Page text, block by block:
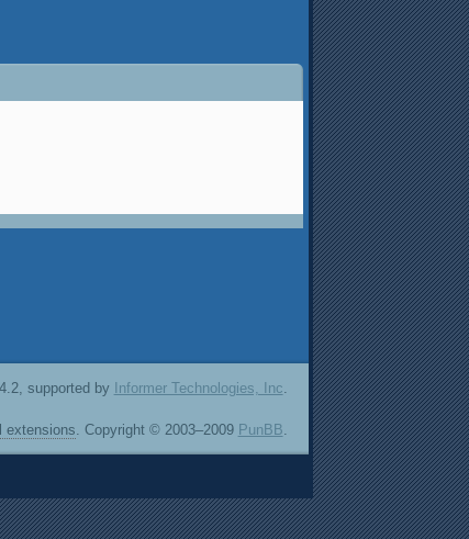
supported by Informer Technologies, Inc
extensions. Copyright © 2003–2009 PunBB.